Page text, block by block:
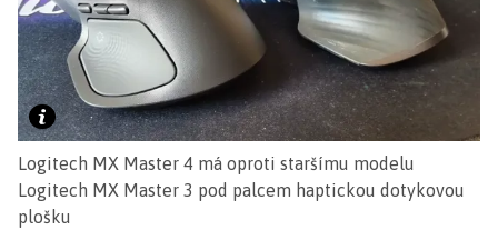
Logitech MX Master 4 má oproti staršímu modelu
Logitech MX Master 3 pod palcem haptickou dotykovou
plošku